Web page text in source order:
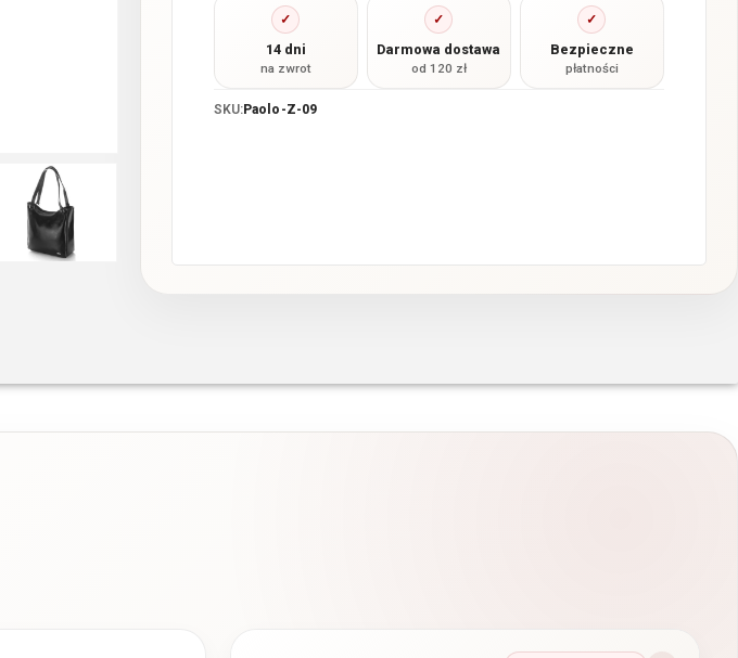
✓
14 dni
na zwrot
✓
Darmowa dostawa
od 120 zł
✓
Bezpieczne
płatności
SKU:Paolo-Z-09